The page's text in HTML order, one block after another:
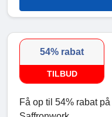
54% rabat
TILBUD
Få op til 54% rabat